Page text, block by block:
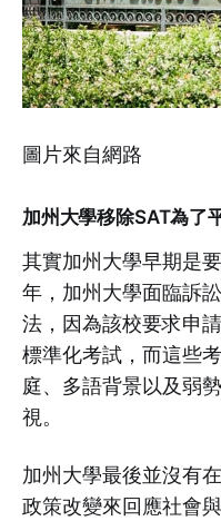
圖片來自網路
加州大學移除SAT為了
其實加州大學早期是
年，加州大學面臨訴
法，因為該校要求申
標準化考試，而這些
庭、多語背景以及弱
視。
加州大學最後並沒有
政策改變來回應社會與